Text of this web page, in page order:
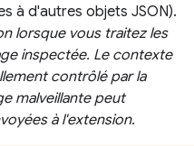
à d'autres objets JSON).
lorsque vous traitez les
inspectée. Le contexte
contrôlé par la
malveillante peut
à l'extension.